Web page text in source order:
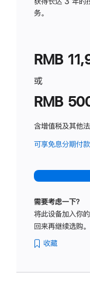
务。
RMB
或
RMB
含增值税及其他
可享免息分期付款
需要考虑一下？
将此设备加入你
回来再继续选购。
收藏